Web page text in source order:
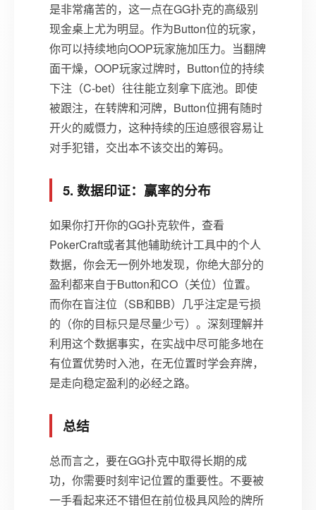
是非常痛苦的，这一点在GG扑克的高级别
现金桌上尤为明显。作为Button位的玩家，
你可以持续地向OOP玩家施加压力。当翻牌
面干燥，OOP玩家过牌时，Button位的持续
下注（C-bet）往往能立刻拿下底池。即使
被跟注，在转牌和河牌，Button位拥有随时
开火的威慑力，这种持续的压迫感很容易让
对手犯错，交出本不该交出的筹码。
5. 数据印证：赢率的分布
如果你打开你的GG扑克软件，查看
PokerCraft或者其他辅助统计工具中的个人
数据，你会无一例外地发现，你绝大部分的
盈利都来自于Button和CO（关位）位置。
而你在盲注位（SB和BB）几乎注定是亏损
的（你的目标只是尽量少亏）。深刻理解并
利用这个数据事实，在实战中尽可能多地在
有位置优势时入池，在无位置时学会弃牌，
是走向稳定盈利的必经之路。
总结
总而言之，要在GG扑克中取得长期的成
功，你需要时刻牢记位置的重要性。不要被
一手看起来还不错但在前位极具风险的牌所